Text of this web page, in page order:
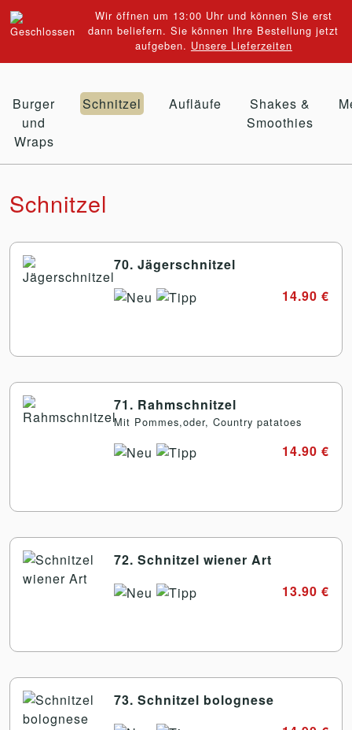
Wir öffnen um 13:00 Uhr und können Sie erst
dann beliefern. Sie können Ihre Bestellung jetzt
aufgeben. Unsere Lieferzeiten
Burger
und
Wraps
Schnitzel Aufläufe
Shakes &
Smoothies
Schnitzel
70. Jägerschnitzel
14.90 €
71. Rahmschnitzel
Mit Pommes,oder, Country patatoes
14.90 €
72. Schnitzel wiener Art
13.90 €
73. Schnitzel bolognese